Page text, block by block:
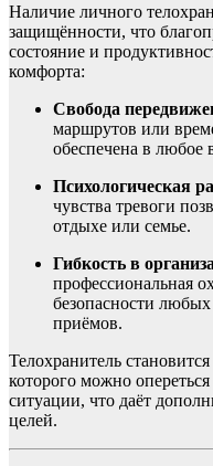
Наличие личного
защищённости, что
состояние и
комфорта:
Свобода
маршрутов или
обеспечена в любое
Психологическая
чувства тревоги
отдыхе или семье.
Гибкость в
профессиональная
безопасности любых
приёмов.
Телохранитель
которого можно
ситуации, что даёт
целей.